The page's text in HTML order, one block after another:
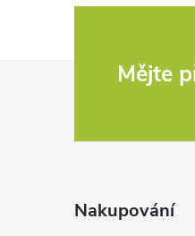
Mějte
Nakupování